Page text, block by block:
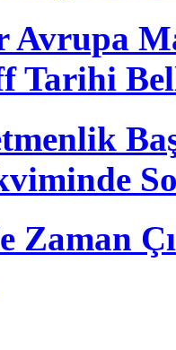
Avrupa
Tarihi
Zaman